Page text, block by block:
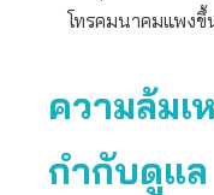
โทรคมนาคมแพงขึ้
ความล้มเ
กำกับดูแล